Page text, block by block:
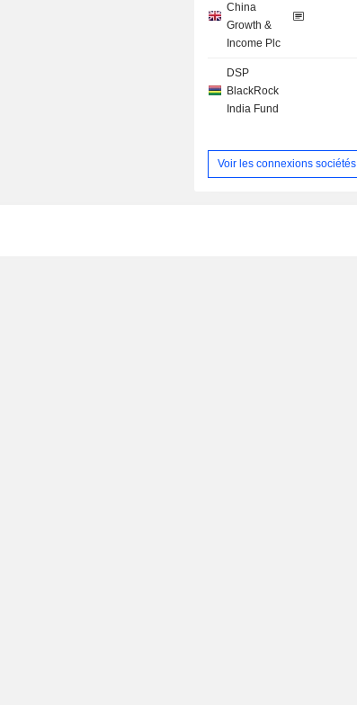
China
Growth &
Income Plc
DSP
BlackRock
India Fund
Voir les connexions sociétés